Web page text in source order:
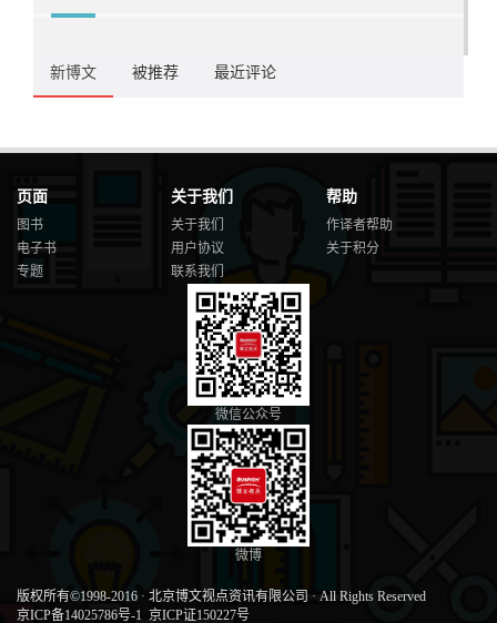
新博文 被推荐 最近评论
页面
图书
电子书
专题
关于我们
关于我们
用户协议
联系我们
帮助
作译者帮助
关于积分
微信公众号
微博
版权所有©1998-2016 · 北京博文视点资讯有限公司 · All Rights Reserved
京ICP备14025786号-1 京ICP证150227号